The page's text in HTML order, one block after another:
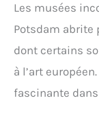
Les musées
Potsdam abrite
dont certains
à l’art
fascinante